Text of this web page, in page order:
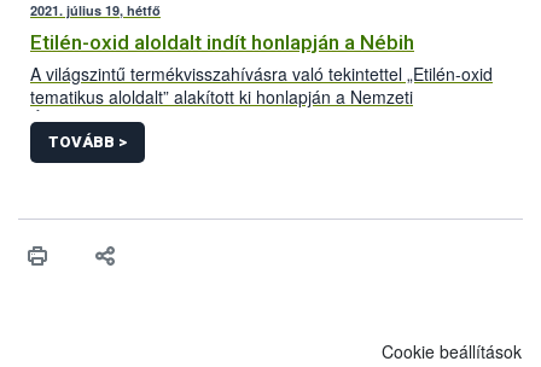
2021. július 19, hétfő
Etilén-oxid aloldalt indít honlapján a Nébih
A világszintű termékvisszahívásra való tekintettel „Etilén-oxid
tematikus aloldalt” alakított ki honlapján a Nemzeti
Élelmiszerlánc-biztonsági Hivatal (Nébih). A folyamatosan
frissülő felületre azok a Magyarországon forgalomba hozott
termékek kerülnek, amelyek bizonyítottan etilén-oxiddal
TOVÁBB >
Cookie beállítások